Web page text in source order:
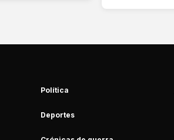
Política
Deportes